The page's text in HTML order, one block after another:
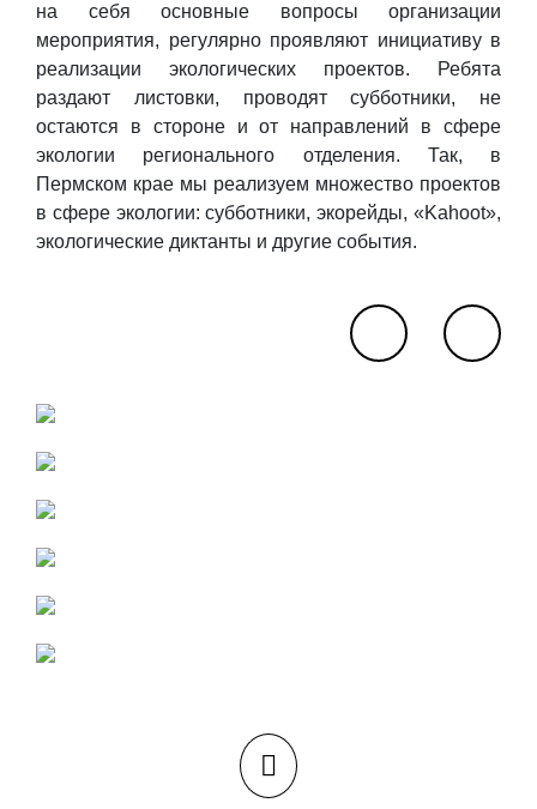
на себя основные вопросы организации
мероприятия, регулярно проявляют инициативу в
реализации экологических проектов. Ребята
раздают листовки, проводят субботники, не
остаются в стороне и от направлений в сфере
экологии регионального отделения. Так, в
Пермском крае мы реализуем множество проектов
в сфере экологии: субботники, экорейды, «Kahoot»,
экологические диктанты и другие события.